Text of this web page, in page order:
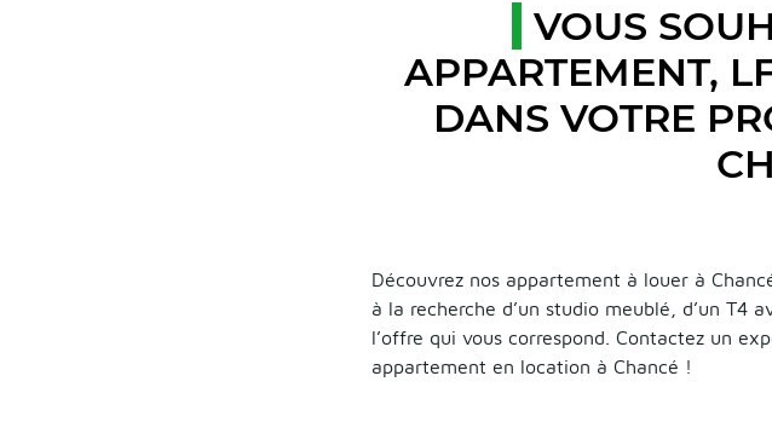
VOUS
APPARTEMENT,
DANS VOTRE
Découvrez nos appartement à louer à
à la recherche d’un studio meublé, d’un T4
l’offre qui vous correspond. Contactez un
appartement en location à Chancé !